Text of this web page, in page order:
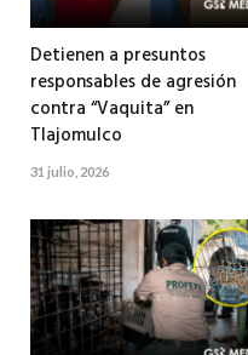
Detienen a presuntos
responsables de agresión
contra “Vaquita” en
Tlajomulco
31 julio, 2026